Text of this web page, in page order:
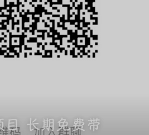
目 长期免费带